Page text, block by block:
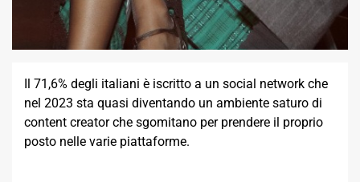
Il 71,6% degli italiani è iscritto a un social network che
nel 2023 sta quasi diventando un ambiente saturo di
content creator che sgomitano per prendere il proprio
posto nelle varie piattaforme.